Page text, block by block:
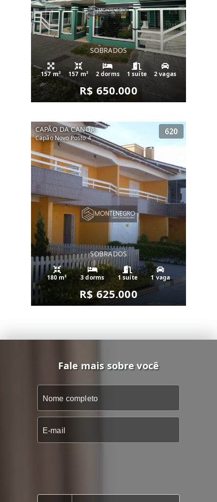
SOBRADOS
157 m² 157 m² 2 dorms 1 suíte 2 vagas
R$ 650.000
CAPÃO DA CANOA
Capão Novo Posto 4
620
SOBRADOS
180 m² 3 dorms 1 suíte 1 vaga
R$ 625.000
Fale mais sobre você